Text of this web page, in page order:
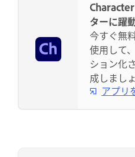
ターに躍
今すぐ無
使用して
ション化
成しましょ
アプリ